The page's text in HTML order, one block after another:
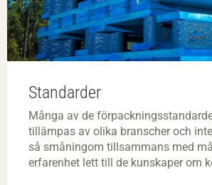
Standarder
Många av de
tillämpas av olika branscher och
så småningom tillsammans med
erfarenhet lett till de kunskaper om